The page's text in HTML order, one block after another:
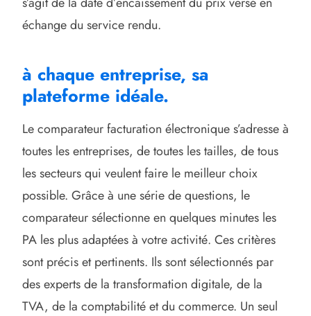
échange du service rendu.
à chaque entreprise, sa
plateforme idéale.
Le comparateur facturation électronique s’adresse à
toutes les entreprises, de toutes les tailles, de tous
les secteurs qui veulent faire le meilleur choix
possible. Grâce à une série de questions, le
comparateur sélectionne en quelques minutes les
PA les plus adaptées à votre activité. Ces critères
sont précis et pertinents. Ils sont sélectionnés par
des experts de la transformation digitale, de la
TVA, de la comptabilité et du commerce. Un seul